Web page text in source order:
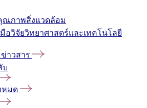
ณภาพสิ่งแวดล้อม
อวิจัยวิทยาศาสตร์และเทคโนโลยี
าวสาร
บ
หมด